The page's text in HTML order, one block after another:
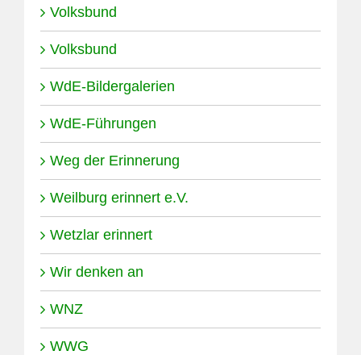
Volksbund
Volksbund
WdE-Bildergalerien
WdE-Führungen
Weg der Erinnerung
Weilburg erinnert e.V.
Wetzlar erinnert
Wir denken an
WNZ
WWG